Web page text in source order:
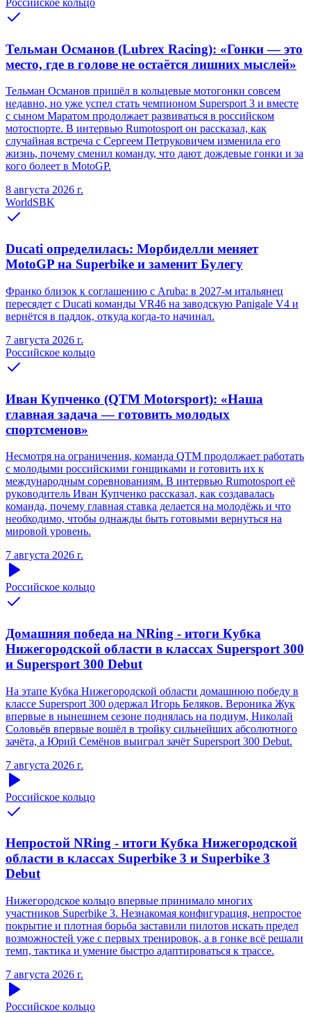
Российское кольцо
Тельман Османов (Lubrex Racing): «Гонки — это
место, где в голове не остаётся лишних мыслей»
Тельман Османов пришёл в кольцевые мотогонки совсем
недавно, но уже успел стать чемпионом Supersport 3 и вместе
с сыном Маратом продолжает развиваться в российском
мотоспорте. В интервью Rumotosport он рассказал, как
случайная встреча с Сергеем Петруковичем изменила его
жизнь, почему сменил команду, что дают дождевые гонки и за
кого болеет в MotoGP.
8 августа 2026 г.
WorldSBK
Ducati определилась: Морбиделли меняет
MotoGP на Superbike и заменит Булегу
Франко близок к соглашению с Aruba: в 2027-м итальянец
пересядет с Ducati команды VR46 на заводскую Panigale V4 и
вернётся в паддок, откуда когда-то начинал.
7 августа 2026 г.
Российское кольцо
Иван Купченко (QTM Motorsport): «Наша
главная задача — готовить молодых
спортсменов»
Несмотря на ограничения, команда QTM продолжает работать
с молодыми российскими гонщиками и готовить их к
международным соревнованиям. В интервью Rumotosport её
руководитель Иван Купченко рассказал, как создавалась
команда, почему главная ставка делается на молодёжь и что
необходимо, чтобы однажды быть готовыми вернуться на
мировой уровень.
7 августа 2026 г.
Российское кольцо
Домашняя победа на NRing - итоги Кубка
Нижегородской области в классах Supersport 300
и Supersport 300 Debut
На этапе Кубка Нижегородской области домашнюю победу в
классе Supersport 300 одержал Игорь Беляков. Вероника Жук
впервые в нынешнем сезоне поднялась на подиум, Николай
Соловьёв впервые вошёл в тройку сильнейших абсолютного
зачёта, а Юрий Семёнов выиграл зачёт Supersport 300 Debut.
7 августа 2026 г.
Российское кольцо
Непростой NRing - итоги Кубка Нижегородской
области в классах Superbike 3 и Superbike 3
Debut
Нижегородское кольцо впервые принимало многих
участников Superbike 3. Незнакомая конфигурация, непростое
покрытие и плотная борьба заставили пилотов искать предел
возможностей уже с первых тренировок, а в гонке всё решали
темп, тактика и умение быстро адаптироваться к трассе.
7 августа 2026 г.
Российское кольцо